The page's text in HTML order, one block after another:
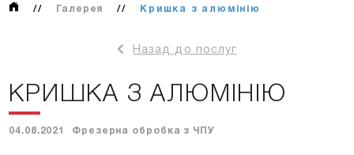
// Галерея // Кришка з алюмінію
Назад до послуг
КРИШКА З АЛЮМІНІЮ
04.08.2021 Фрезерна обробка з ЧПУ